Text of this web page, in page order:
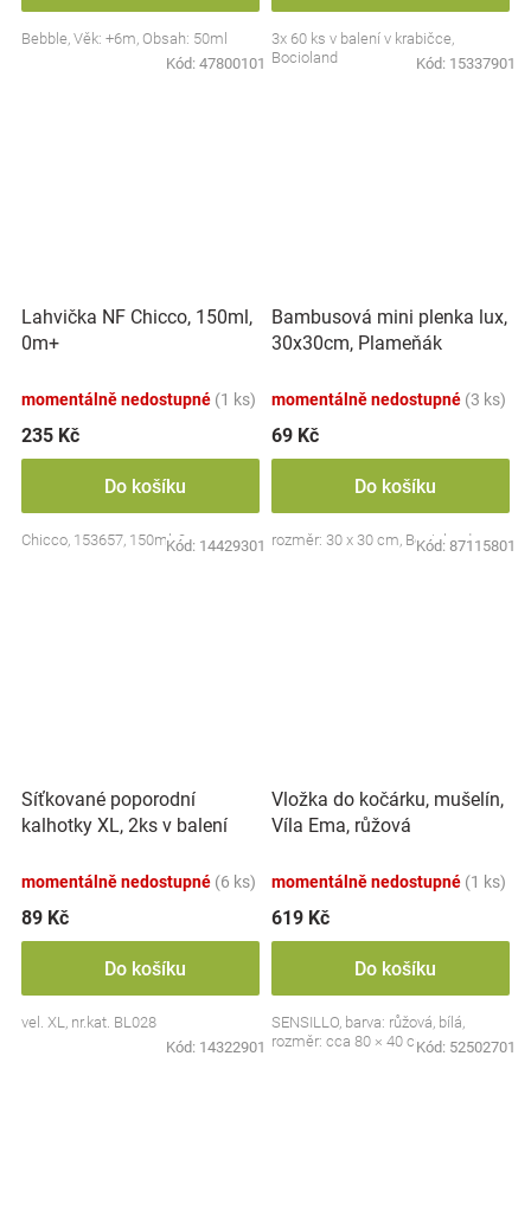
Bebble, Věk: +6m, Obsah: 50ml
Kód: 47800101
3x 60 ks v balení v krabičce,
Bocioland
Kód: 15337901
Lahvička NF Chicco, 150ml,
0m+
momentálně nedostupné (1 ks)
235 Kč
Do košíku
Chicco, 153657, 150ml, 0m+
Kód: 14429301
Bambusová mini plenka lux,
30x30cm, Plameňák
momentálně nedostupné (3 ks)
69 Kč
Do košíku
rozměr: 30 x 30 cm, Bocioland
Kód: 87115801
Síťkované poporodní
kalhotky XL, 2ks v balení
momentálně nedostupné (6 ks)
89 Kč
Do košíku
vel. XL, nr.kat. BL028
Kód: 14322901
Vložka do kočárku, mušelín,
Víla Ema, růžová
momentálně nedostupné (1 ks)
619 Kč
Do košíku
SENSILLO, barva: růžová, bílá,
rozměr: cca 80 × 40 cmKód: 52502701